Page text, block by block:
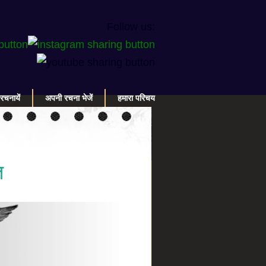
अपनी रचना भेजें हमारा परिचय